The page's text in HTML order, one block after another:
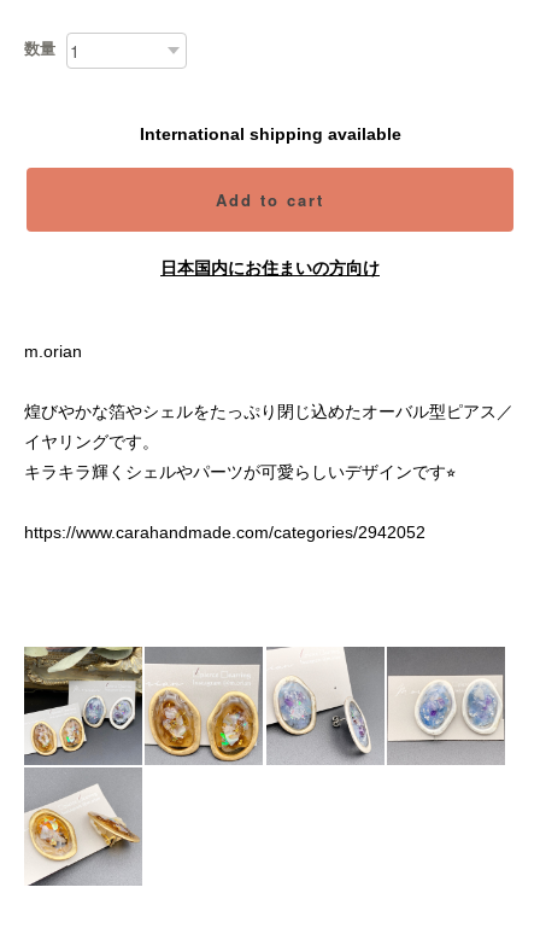
数量
International shipping available
Add to cart
日本国内にお住まいの方向け
m.orian
煌びやかな箔やシェルをたっぷり閉じ込めたオーバル型ピアス／
イヤリングです。
キラキラ輝くシェルやパーツが可愛らしいデザインです⭐︎
https://www.carahandmade.com/categories/2942052